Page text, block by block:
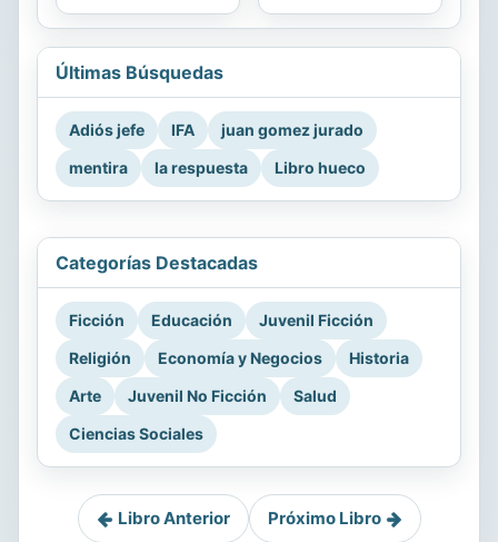
Últimas Búsquedas
Adiós jefe IFA
juan gomez jurado
mentira
la respuesta Libro hueco
Categorías Destacadas
Ficción Educación
Juvenil Ficción
Religión
Economía y Negocios
Historia
Arte
Juvenil No Ficción
Salud
Ciencias Sociales
Libro Anterior Próximo Libro